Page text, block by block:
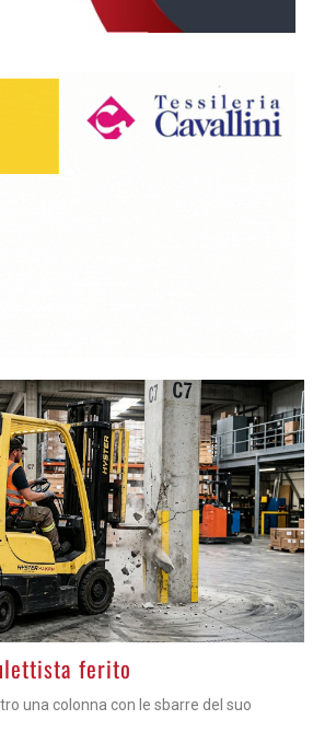
ferito
una colonna con le sbarre del suo